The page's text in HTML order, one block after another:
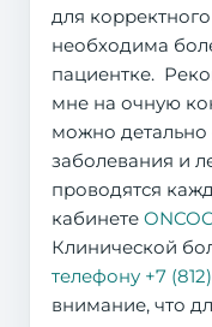
для
необходима
пациентке.
мне на очную
можно детально
заболевания и
проводятся
кабинете
Клинической
телефону +7 (812)
внимание, что